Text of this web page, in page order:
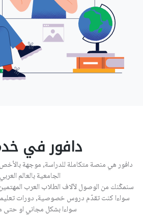
دافور في
دافور هي منصة متكاملة للدراسة, موجهة
الجامعية بالعالم
سنمكّنك من الوصول لآلاف الطلاب العرب
سواءا كنت تقدّم دروس خصوصية, دورات
سواءا بشكل مجاني او حتى